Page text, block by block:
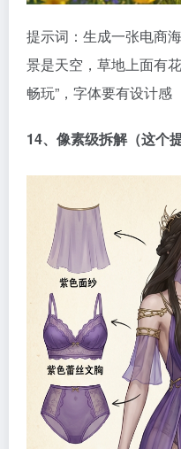
景是天空，草地上面有
畅玩”，字体要有设计感
14、像素级拆解（这个